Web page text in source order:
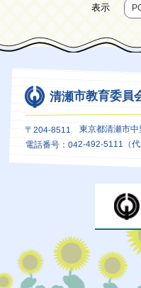
表示
清瀬市教育委員
〒204-8511 東京都清瀬市中
電話番号：042-492-5111（代